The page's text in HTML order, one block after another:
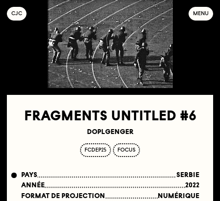
COLLECTIF
JEUNE
C INÉMA MENU
FRAGMENTS UNTITLED #6
DOPLGENGER
FCDEP25 FOCUS
PAYS
SERBIE
ANNÉE
2022
FORMAT DE PROJECTION
NUMÉRIQUE